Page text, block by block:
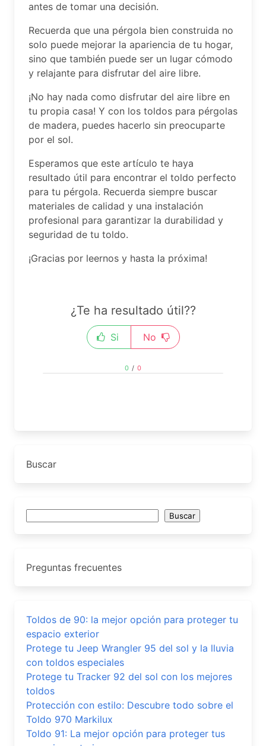
antes de tomar una decisión.
Recuerda que una pérgola bien construida no
solo puede mejorar la apariencia de tu hogar,
sino que también puede ser un lugar cómodo
y relajante para disfrutar del aire libre.
¡No hay nada como disfrutar del aire libre en
tu propia casa! Y con los toldos para pérgolas
de madera, puedes hacerlo sin preocuparte
por el sol.
Esperamos que este artículo te haya
resultado útil para encontrar el toldo perfecto
para tu pérgola. Recuerda siempre buscar
materiales de calidad y una instalación
profesional para garantizar la durabilidad y
seguridad de tu toldo.
¡Gracias por leernos y hasta la próxima!
¿Te ha resultado útil??
Si No
0 / 0
Buscar
Buscar
Preguntas frecuentes
Toldos de 90: la mejor opción para proteger tu
espacio exterior
Protege tu Jeep Wrangler 95 del sol y la lluvia
con toldos especiales
Protege tu Tracker 92 del sol con los mejores
toldos
Protección con estilo: Descubre todo sobre el
Toldo 970 Markilux
Toldo 91: La mejor opción para proteger tus